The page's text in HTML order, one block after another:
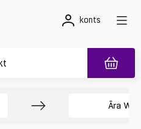
konts
Āra Wi-